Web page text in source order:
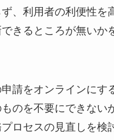
、利用者の利便性を
きるところが無いか
請をオンラインにす
のを不要にできない
ロセスの見直しを検